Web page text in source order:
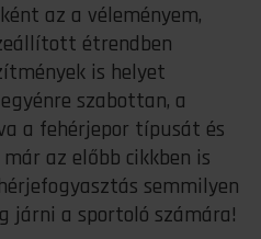
az a véleményem,
étrendben
is helyet
szabottan, a
a fehérjepor típusát és
az előbb cikkben is
semmilyen
járni a sportoló számára!